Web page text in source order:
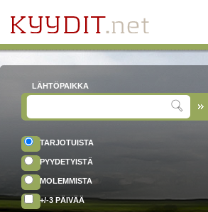
LÄHTÖPAIKKA
TARJOTUISTA
PYYDETYISTÄ
MOLEMMISTA
+/-3 PÄIVÄÄ